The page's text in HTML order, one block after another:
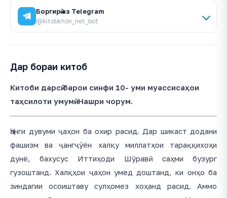
Боргирӣ аз Telegram
@kitobkhon_net_bot
Дар бораи китоб
Китоби дарсӣ барои синфи 10- уми муассисаҳои
таҳсилоти умумӣ. Нашри чорум.
Ҷанги дувуми ҷаҳон ба охир расид. Дар шикаст додани
фашизм ва ҷангҷӯён халқу миллатҳои тараққихоҳи
дунё, бахусус Иттиҳоди Шӯравӣ саҳми бузург
гузоштанд. Халқҳои ҷаҳон умед доштанд, ки онҳо ба
зиндагии осоиштаву сулҳомез хоҳанд расид. Аммо